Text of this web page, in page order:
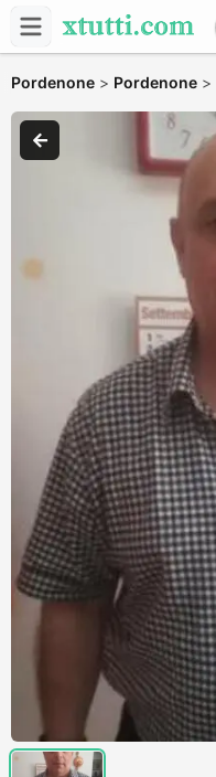
Pordenone > Pordenone >